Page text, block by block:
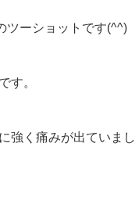
ツーショットです(^^)
す。
強く痛みが出ていまし